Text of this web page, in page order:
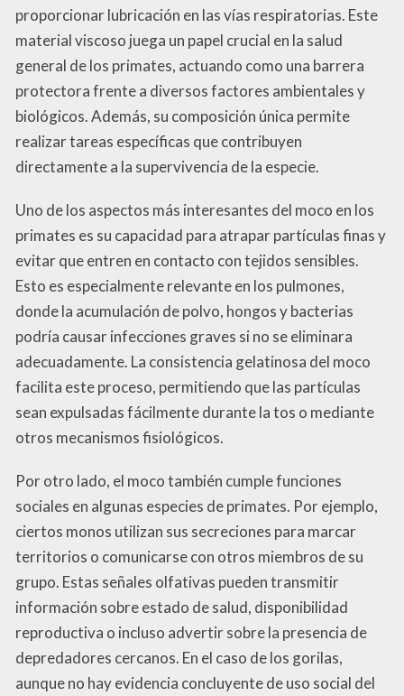
proporcionar lubricación en las vías respiratorias. Este
material viscoso juega un papel crucial en la salud
general de los primates, actuando como una barrera
protectora frente a diversos factores ambientales y
biológicos. Además, su composición única permite
realizar tareas específicas que contribuyen
directamente a la supervivencia de la especie.
Uno de los aspectos más interesantes del moco en los
primates es su capacidad para atrapar partículas finas y
evitar que entren en contacto con tejidos sensibles.
Esto es especialmente relevante en los pulmones,
donde la acumulación de polvo, hongos y bacterias
podría causar infecciones graves si no se eliminara
adecuadamente. La consistencia gelatinosa del moco
facilita este proceso, permitiendo que las partículas
sean expulsadas fácilmente durante la tos o mediante
otros mecanismos fisiológicos.
Por otro lado, el moco también cumple funciones
sociales en algunas especies de primates. Por ejemplo,
ciertos monos utilizan sus secreciones para marcar
territorios o comunicarse con otros miembros de su
grupo. Estas señales olfativas pueden transmitir
información sobre estado de salud, disponibilidad
reproductiva o incluso advertir sobre la presencia de
depredadores cercanos. En el caso de los gorilas,
aunque no hay evidencia concluyente de uso social del